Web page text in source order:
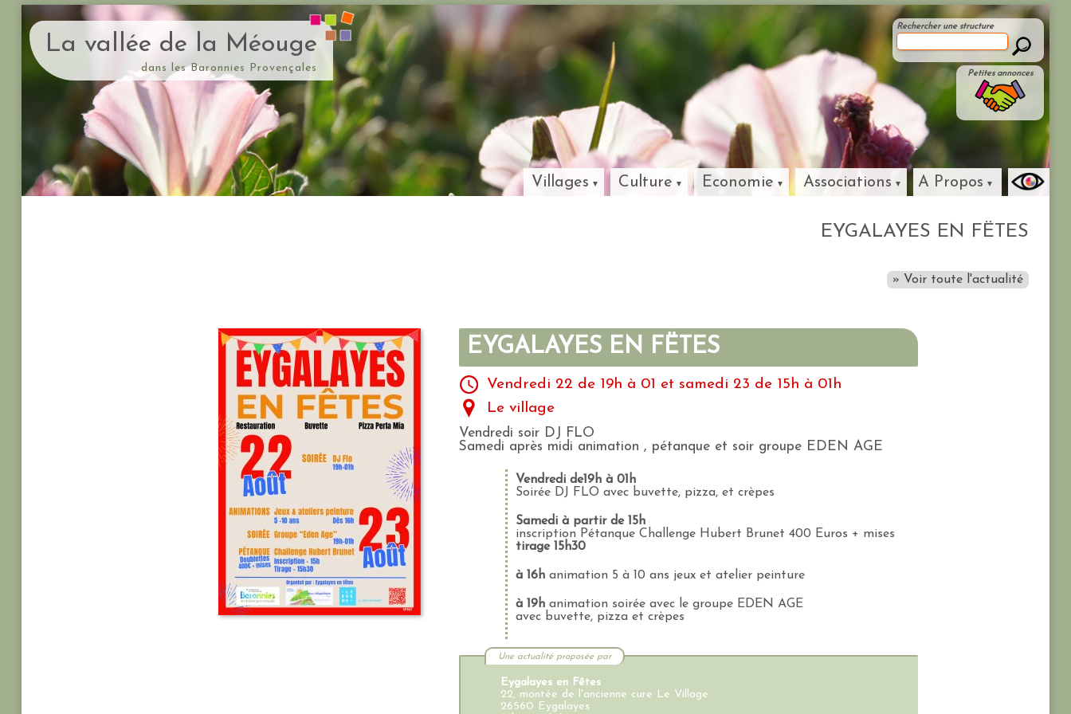
La vallée de la Méouge
dans les Baronnies Provençales
Rechercher une structure
Petites annonces
Villages Culture Economie Associations A Propos
EYGALAYES EN FËTES
» Voir toute l'actualité
EYGALAYES EN FËTES
Vendredi 22 de 19h à 01 et samedi 23 de 15h à 01h
Le village
Vendredi soir DJ FLO
Samedi après midi animation , pétanque et soir groupe EDEN AGE
Vendredi de19h à 01h
Soirée DJ FLO avec buvette, pizza, et crèpes
Samedi à partir de 15h
inscription Pétanque Challenge Hubert Brunet 400 Euros + mises
tirage 15h30
à 16hanimation 5 à 10 ans jeux et atelier peinture
à 19hanimation soirée avec le groupe EDEN AGE
avec buvette, pizza et crèpes
Une actualité proposée par
Eygalayes en Fêtes
22, montée de l'ancienne cure Le Village
26560 Eygalayes